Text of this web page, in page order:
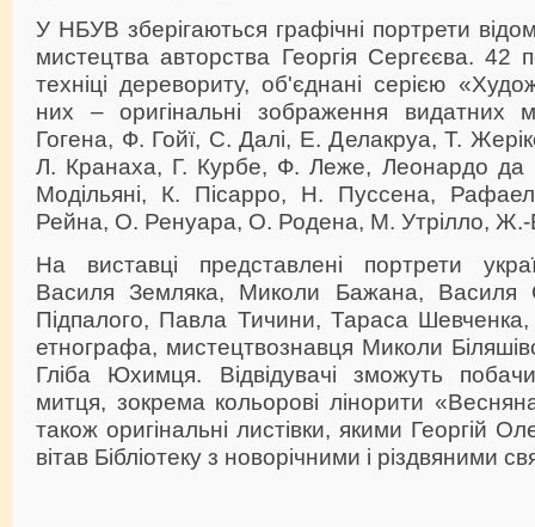
У НБУВ зберігаються графічні портрети
мистецтва авторства Георгія Сергєєва. 42
техніці деревориту, об'єднані серією
них – оригінальні зображення видатних
Гогена, Ф. Гойї, С. Далі, Е. Делакруа, Т.
Л. Кранаха, Г. Курбе, Ф. Леже, Леонардо да
Модільяні, К. Пісарро, Н. Пуссена,
Рейна, О. Ренуара, О. Родена, М. Утрілло, Ж.-
На виставці представлені портрети
Василя Земляка, Миколи Бажана, Василя
Підпалого, Павла Тичини, Тараса
етнографа, мистецтвознавця Миколи
Гліба Юхимця. Відвідувачі зможуть
митця, зокрема кольорові лінорити
також оригінальні листівки, якими Георгій
вітав Бібліотеку з новорічними і різдвяними